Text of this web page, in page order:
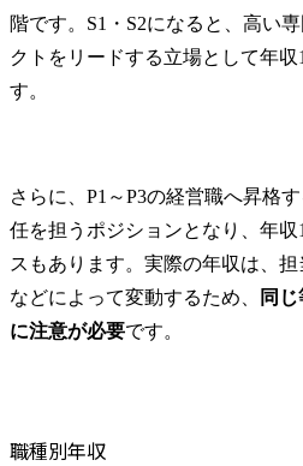
階です。S1・S2になると、高い
クトをリードする立場として年収
す。
さらに、P1～P3の経営職へ昇格
任を担うポジションとなり、年
スもあります。実際の年収は、
などによって変動するため、
同
に注意が必要です。
職種別年収